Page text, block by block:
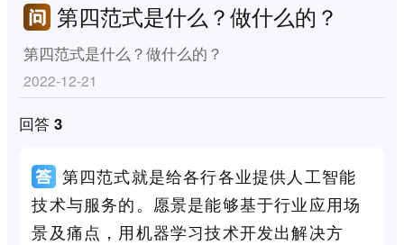
第四范式是什么？做什么的？
第四范式是什么？做什么的？
2022-12-21
回答 3
第四范式就是给各行各业提供人工智能
技术与服务的。愿景是能够基于行业应用场
景及痛点，用机器学习技术开发出解决方